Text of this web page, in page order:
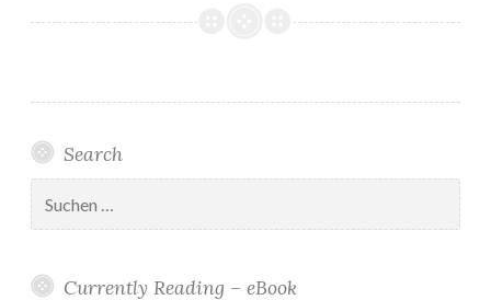
Search
nach:
Currently Reading – eBook